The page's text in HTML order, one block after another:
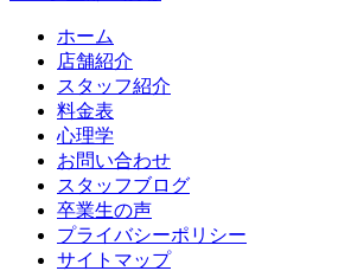
ホーム
店舗紹介
スタッフ紹介
料金表
心理学
お問い合わせ
スタッフブログ
卒業生の声
プライバシーポリシー
サイトマップ